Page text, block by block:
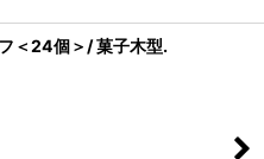
＜24個＞/ 菓子木型.